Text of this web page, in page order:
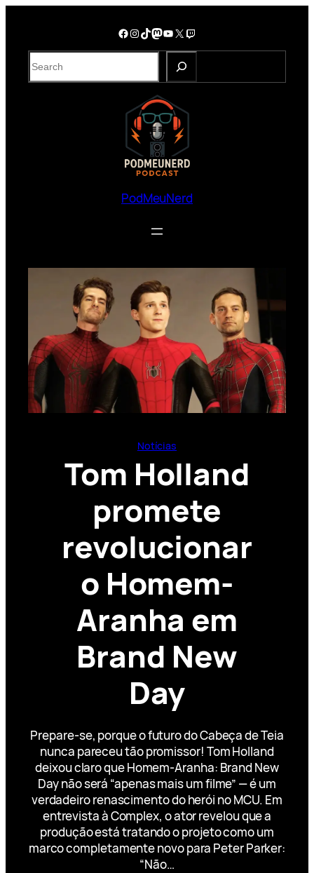
PodMeuNerd
Notícias
Tom Holland
promete
revolucionar
o Homem-
Aranha em
Brand New
Day
Prepare-se, porque o futuro do Cabeça de Teia
nunca pareceu tão promissor! Tom Holland
deixou claro que Homem-Aranha: Brand New
Day não será “apenas mais um filme” — é um
verdadeiro renascimento do herói no MCU. Em
entrevista à Complex, o ator revelou que a
produção está tratando o projeto como um
marco completamente novo para Peter Parker:
“Não…